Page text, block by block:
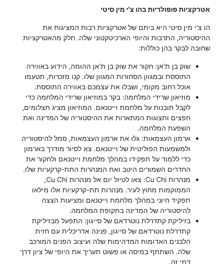
אטרקציות פופולריות בהו צ'י מין סיטי
הו צ'י מין סיטי היא ביתם של אטרקציות רבות המציגות את
ההיסטוריה, התרבות והיופי הארכיטקטוני שלה. חלק מהאטרקציות
שחובה לבקר בהן כוללות:
שוק בן ת'אן: חקור את שוק בן ת'אן ההומה, הידוע באווירה
התוססת ובמגוון הסחורות המגוון שלו. קנו מזכרות, תטעמו
אוכל רחוב מקומי, ושבלו את עצמכם באווירה התוססת.
מוזיאון שרידי המלחמה: בקר במוזיאון שרידי המלחמה כדי
לקבל תובנות על מלחמת וייטנאם. המוזיאון מציג תצלומים,
חפצים ותצוגות המתארות את ההיסטוריה של המדינה ואת
השפעת המלחמה.
ארמון העצמאות: גלו את ארמון העצמאות, סמל להיסטוריה
ולמשמעות הפוליטית של וייטנאם. צא לסיור מודרך בארמון
כדי ללמוד על תפקידו במהלך מלחמת וייטנאם ולחקור את
החדרים השמורים היטב ואת המנהרות התת-קרקעיות שלו.
מנהרות Cu Chi: צאו לטיול יום אל מנהרות Cu Chi,
הממוקמות מחוץ לעיר. מנהרות תת-קרקעיות אלו מילאו
תפקיד חיוני במהלך מלחמת וייטנאם ומציעות הצצה
להיסטוריה של המדינה בתקופת המלחמה.
בזיליקת קתדרלת נוטרדאם של סייגון: התפעל מבזיליקת
קתדרלת נוטרדאם של סייגון, פנינה אדריכלית עם חזית
הלבנים האדומות המדהימות שלה ועיצוב הפנים המורכב
שלה. השתתף במיסה או פשוט תעריך את היופי של ציון דרך
דתי זה.